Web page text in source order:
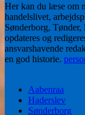
Her kan du læse om
handelslivet,
Sønderborg,
opdateres og
ansvarshavende
en god historie.
Aabenraa
Haderslev
Sønderborg